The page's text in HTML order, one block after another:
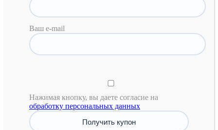
Ваш e-mail
Нажимая кнопку, вы даете согласие на
обработку персональных данных